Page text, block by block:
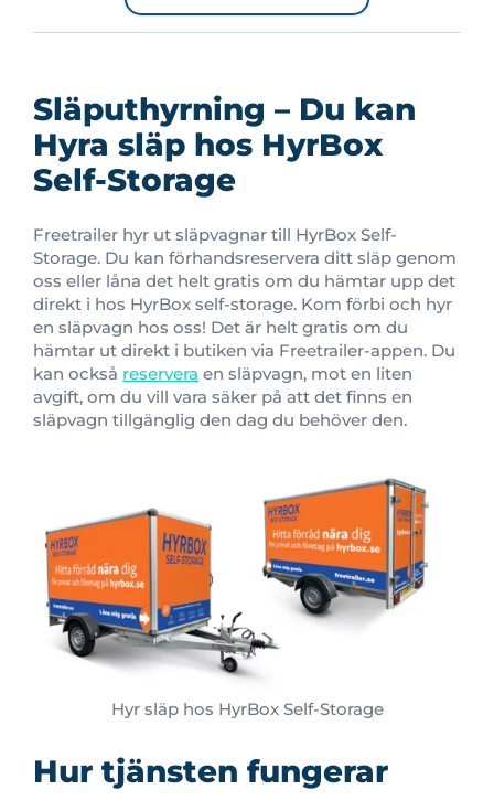
Släputhyrning – Du kan
Hyra släp hos HyrBox
Self-Storage
Freetrailer hyr ut släpvagnar till HyrBox Self-
Storage. Du kan förhandsreservera ditt släp genom
oss eller låna det helt gratis om du hämtar upp det
direkt i hos HyrBox self-storage. Kom förbi och hyr
en släpvagn hos oss! Det är helt gratis om du
hämtar ut direkt i butiken via Freetrailer-appen. Du
kan också reservera en släpvagn, mot en liten
avgift, om du vill vara säker på att det finns en
släpvagn tillgänglig den dag du behöver den.
Hyr släp hos HyrBox Self-Storage
Hur tjänsten fungerar